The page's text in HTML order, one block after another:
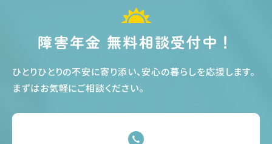
障害年金 無料相談受付中！
ひとりひとりの不安に寄り添い、安心の暮らしを応援します。
まずはお気軽にご相談ください。